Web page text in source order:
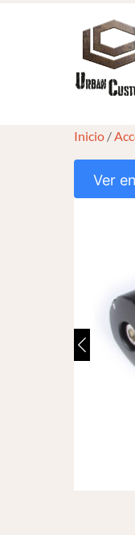
Inicio /
Ver